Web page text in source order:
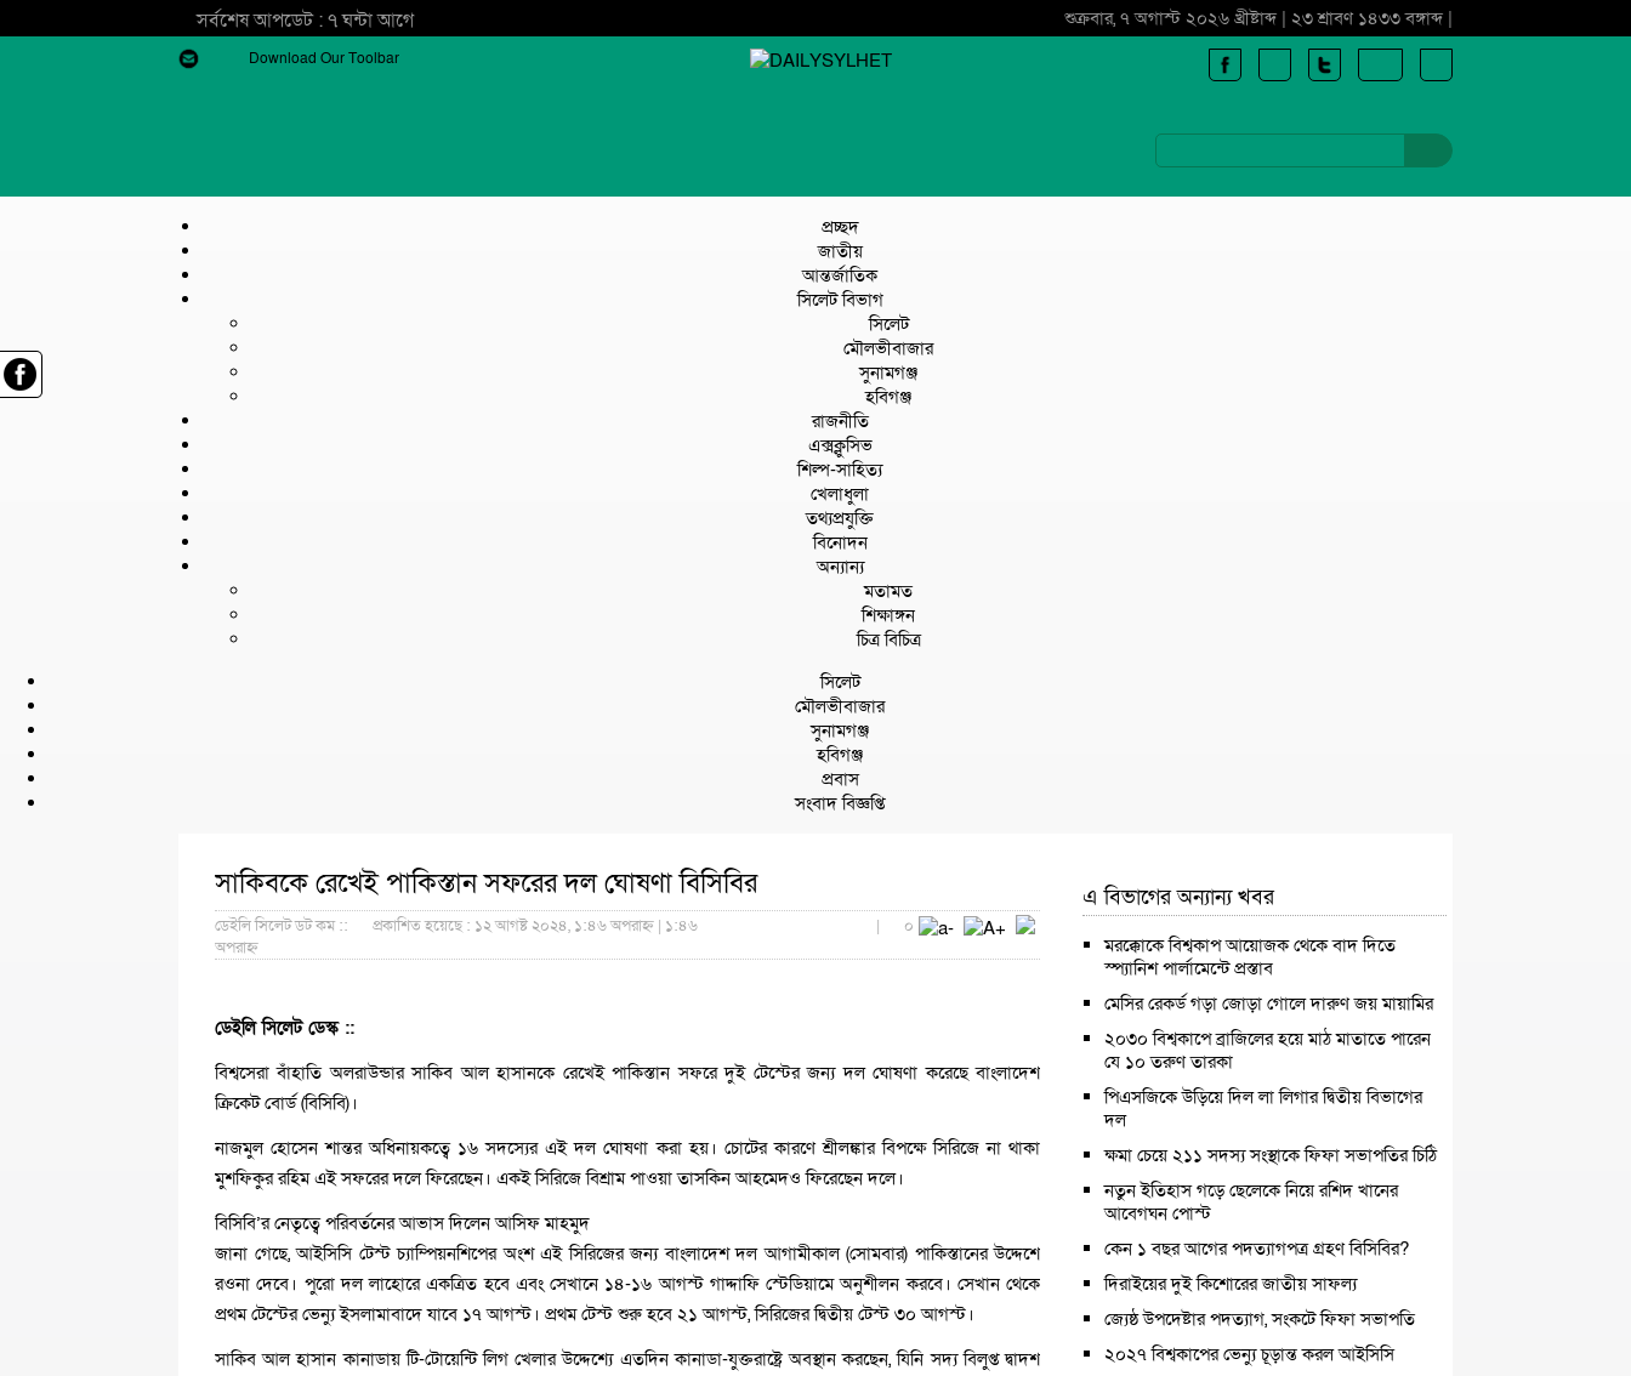
সর্বশেষ আপডেট : ৭ ঘন্টা আগে শুক্রবার, ৭ অগাস্ট ২০২৬ খ্রীষ্টাব্দ | ২৩ শ্রাবণ ১৪৩৩ বঙ্গাব্দ |
Download Our Toolbar
প্রচ্ছদ
জাতীয়
আন্তর্জাতিক
সিলেট বিভাগ
সিলেট
মৌলভীবাজার
সুনামগঞ্জ
হবিগঞ্জ
রাজনীতি
এক্সক্লুসিভ
শিল্প-সাহিত্য
খেলাধুলা
তথ্যপ্রযুক্তি
বিনোদন
অন্যান্য
মতামত
শিক্ষাঙ্গন
চিত্র বিচিত্র
সিলেট
মৌলভীবাজার
সুনামগঞ্জ
হবিগঞ্জ
প্রবাস
সংবাদ বিজ্ঞপ্তি
সাকিবকে রেখেই পাকিস্তান সফরের দল ঘোষণা বিসিবির
ডেইলি সিলেট ডট কম ::
প্রকাশিত হয়েছে : ১২ আগষ্ট ২০২৪, ১:৪৬ অপরাহ্ন | ১:৪৬
অপরাহ্ন
| ০
ডেইলি সিলেট ডেস্ক ::
বিশ্বসেরা বাঁহাতি অলরাউন্ডার সাকিব আল হাসানকে রেখেই পাকিস্তান সফরে দুই টেস্টের জন্য দল ঘোষণা করেছে বাংলাদেশ
ক্রিকেট বোর্ড (বিসিবি)।
নাজমুল হোসেন শান্তর অধিনায়কত্বে ১৬ সদস্যের এই দল ঘোষণা করা হয়। চোটের কারণে শ্রীলঙ্কার বিপক্ষে সিরিজে না থাকা
মুশফিকুর রহিম এই সফরের দলে ফিরেছেন। একই সিরিজে বিশ্রাম পাওয়া তাসকিন আহমেদও ফিরেছেন দলে।
বিসিবি’র নেতৃত্বে পরিবর্তনের আভাস দিলেন আসিফ মাহমুদ
জানা গেছে, আইসিসি টেস্ট চ্যাম্পিয়নশিপের অংশ এই সিরিজের জন্য বাংলাদেশ দল আগামীকাল (সোমবার) পাকিস্তানের উদ্দেশে
রওনা দেবে। পুরো দল লাহোরে একত্রিত হবে এবং সেখানে ১৪-১৬ আগস্ট গাদ্দাফি স্টেডিয়ামে অনুশীলন করবে। সেখান থেকে
প্রথম টেস্টের ভেন্যু ইসলামাবাদে যাবে ১৭ আগস্ট। প্রথম টেস্ট শুরু হবে ২১ আগস্ট, সিরিজের দ্বিতীয় টেস্ট ৩০ আগস্ট।
সাকিব আল হাসান কানাডায় টি-টোয়েন্টি লিগ খেলার উদ্দেশ্যে এতদিন কানাডা-যুক্তরাষ্ট্রে অবস্থান করছেন, যিনি সদ্য বিলুপ্ত দ্বাদশ
এ বিভাগের অন্যান্য খবর
মরক্কোকে বিশ্বকাপ আয়োজক থেকে বাদ দিতে
স্প্যানিশ পার্লামেন্টে প্রস্তাব
মেসির রেকর্ড গড়া জোড়া গোলে দারুণ জয় মায়ামির
২০৩০ বিশ্বকাপে ব্রাজিলের হয়ে মাঠ মাতাতে পারেন
যে ১০ তরুণ তারকা
পিএসজিকে উড়িয়ে দিল লা লিগার দ্বিতীয় বিভাগের
দল
ক্ষমা চেয়ে ২১১ সদস্য সংস্থাকে ফিফা সভাপতির চিঠি
নতুন ইতিহাস গড়ে ছেলেকে নিয়ে রশিদ খানের
আবেগঘন পোস্ট
কেন ১ বছর আগের পদত্যাগপত্র গ্রহণ বিসিবির?
দিরাইয়ের দুই কিশোরের জাতীয় সাফল্য
জ্যেষ্ঠ উপদেষ্টার পদত্যাগ, সংকটে ফিফা সভাপতি
২০২৭ বিশ্বকাপের ভেন্যু চূড়ান্ত করল আইসিসি